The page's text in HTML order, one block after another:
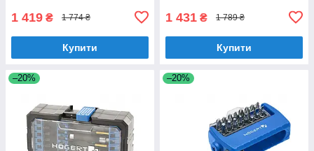
1 419 ₴ 1 774 ₴
Купити
1 431 ₴ 1 789 ₴
Купити
–20% –20%